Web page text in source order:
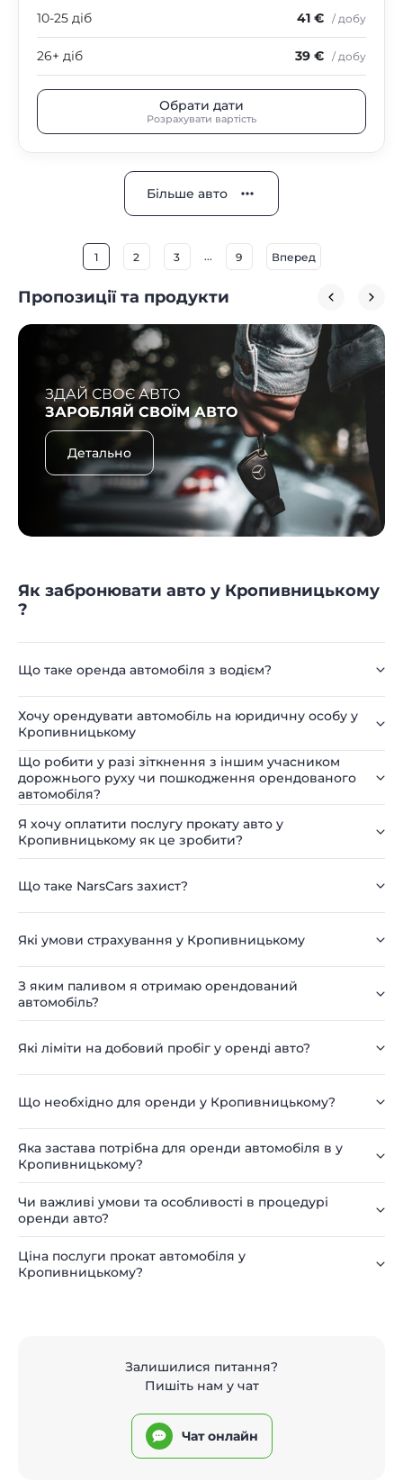
10-25 діб 41 € / добу
26+ діб 39 € / добу
Обрати дати
Розрахувати вартість
Більше авто
1 2 3 ... 9 Вперед
Пропозиції та продукти
ЗДАЙ СВОЄ АВТО
ЗАРОБЛЯЙ СВОЇМ АВТО
Детально
Як забронювати авто у Кропивницькому
?
Що таке оренда автомобіля з водієм?
Хочу орендувати автомобіль на юридичну особу у
Кропивницькому
Що робити у разі зіткнення з іншим учасником
дорожнього руху чи пошкодження орендованого
автомобіля?
Я хочу оплатити послугу прокату авто у
Кропивницькому як це зробити?
Що таке NarsCars захист?
Які умови страхування у Кропивницькому
З яким паливом я отримаю орендований
автомобіль?
Які ліміти на добовий пробіг у оренді авто?
Що необхідно для оренди у Кропивницькому?
Яка застава потрібна для оренди автомобіля в у
Кропивницькому?
Чи важливі умови та особливості в процедурі
оренди авто?
Ціна послуги прокат автомобіля у
Кропивницькому?
Залишилися питання?
Пишіть нам у чат
Чат онлайн